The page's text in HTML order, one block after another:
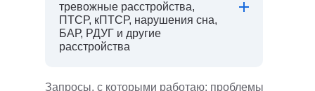
тревожные расстройства,
ПТСР, кПТСР, нарушения сна,
БАР, РДУГ и другие
расстройства
Запросы, с которыми работаю: проблемы